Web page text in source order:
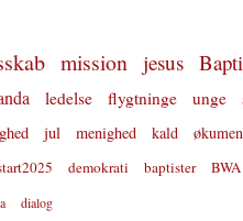
mission jesus
ledelse flygtninge unge
jul menighed kald
demokrati baptister BWA
dialog